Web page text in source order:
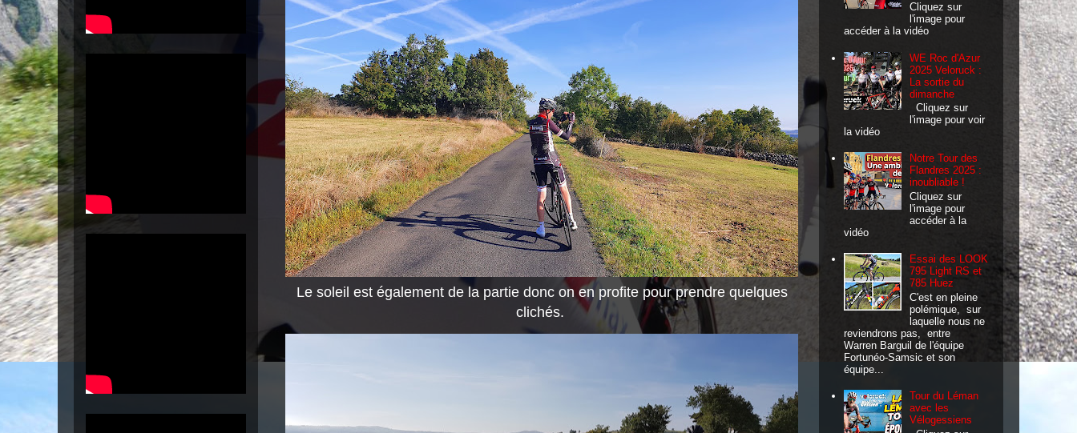
Le soleil est également de la partie donc on en profite pour prendre quelques
clichés.
Cliquez sur
l'image pour
accéder à la vidéo
WE Roc d'Azur
2025 Veloruck :
La sortie du
dimanche
Cliquez sur
l'image pour voir
la vidéo
Notre Tour des
Flandres 2025 :
inoubliable !
Cliquez sur
l'image pour
accéder à la
vidéo
Essai des LOOK
795 Light RS et
785 Huez
C'est en pleine
polémique, sur
laquelle nous ne
reviendrons pas, entre
Warren Barguil de l'équipe
Fortunéo-Samsic et son
équipe...
Tour du Léman
avec les
Vélogessiens